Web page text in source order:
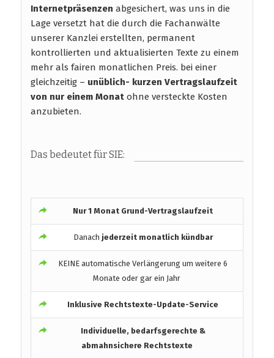
Internetpräsenzen abgesichert, was uns in die
Lage versetzt hat die durch die Fachanwälte
unserer Kanzlei erstellten, permanent
kontrollierten und aktualisierten Texte zu einem
mehr als fairen monatlichen Preis. bei einer
gleichzeitig – unüblich- kurzen Vertragslaufzeit
von nur einem Monat ohne versteckte Kosten
anzubieten.
Das bedeutet für SIE:
Nur 1 Monat Grund-Vertragslaufzeit
Danach jederzeit monatlich kündbar
KEINE automatische Verlängerung um weitere 6
Monate oder gar ein Jahr
Inklusive Rechtstexte-Update-Service
Individuelle, bedarfsgerechte &
abmahnsichere Rechtstexte